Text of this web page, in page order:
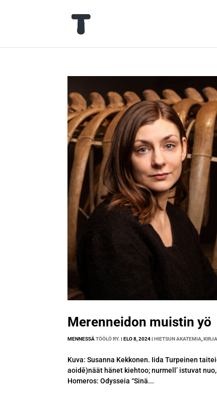
Merenneidon muistin yö
MENNESSÄTÖÖLÖ RY. |ELO 8, 2024|HIETSUN AKATEMIA ,
Kuva: Susanna Kekkonen. Iida Turpeinen
aoidē)näät hänet kiehtoo; nurmell’ istuvat
Homeros: Odysseia “Sinä...